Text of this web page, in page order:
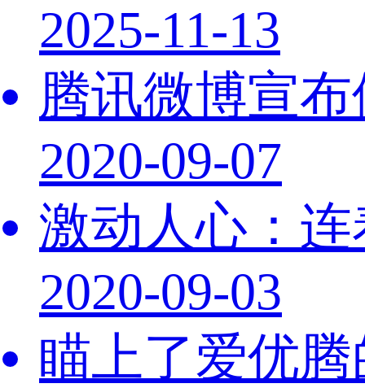
2025-11-13
腾讯微博宣
2020-09-07
激动人心：
2020-09-03
瞄上了爱优